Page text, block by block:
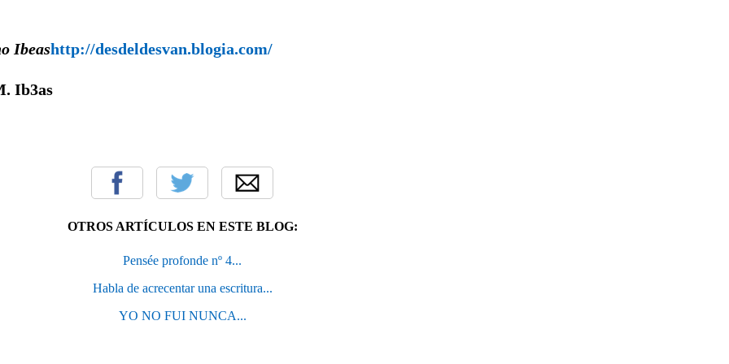
http://desdeldesvan.blogia.com/
Ib3as
OTROS ARTÍCULOS EN ESTE BLOG:
Pensée profonde nº 4...
Habla de acrecentar una escritura...
YO NO FUI NUNCA...